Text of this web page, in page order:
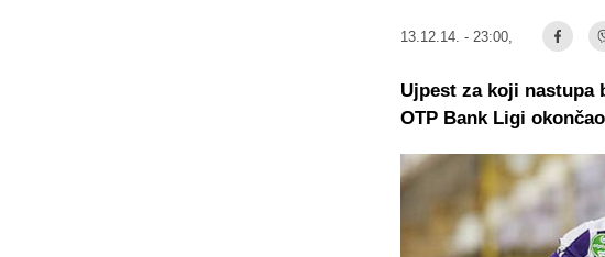
13.12.14. - 23:00,
Ujpest za koji nastupa
OTP Bank Ligi